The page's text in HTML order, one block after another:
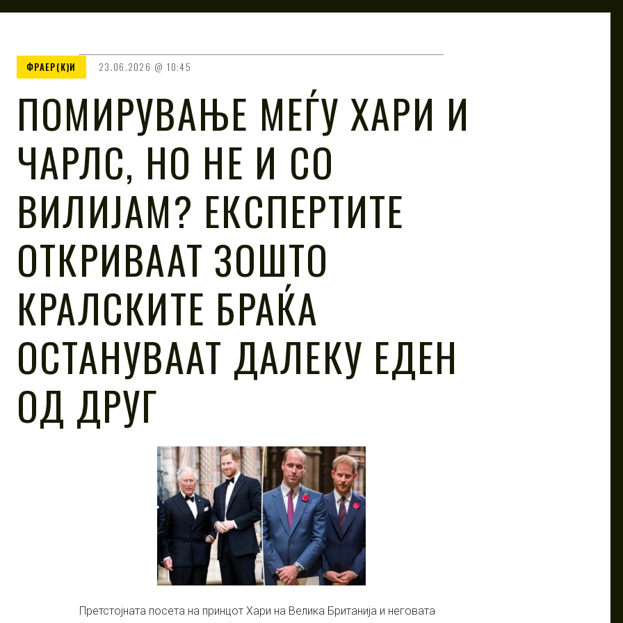
ФРАЕР(К)И 23.06.2026 10:45
ПОМИРУВАЊЕ МЕЃУ ХАРИ И
ЧАРЛС, НО НЕ И СО
ВИЛИЈАМ? ЕКСПЕРТИТЕ
ОТКРИВААТ ЗОШТО
КРАЛСКИТЕ БРАЌА
ОСТАНУВААТ ДАЛЕКУ ЕДЕН
ОД ДРУГ
Претстојната посета на принцот Хари на Велика Британија и неговата